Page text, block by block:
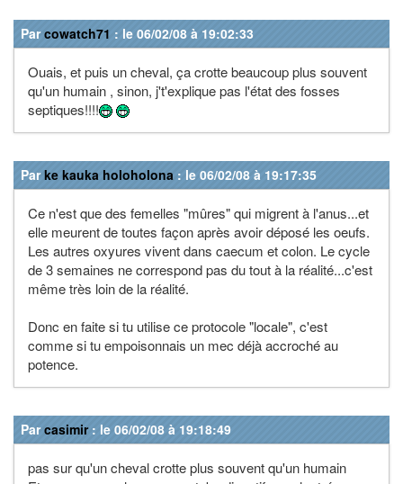
Parcowatch71 : le 06/02/08 à 19:02:33
Ouais, et puis un cheval, ça crotte beaucoup plus souvent
qu'un humain , sinon, j't'explique pas l'état des fosses
septiques!!!!
Parke kauka holoholona : le 06/02/08 à 19:17:35
Ce n'est que des femelles "mûres" qui migrent à l'anus...et
elle meurent de toutes façon après avoir déposé les oeufs.
Les autres oxyures vivent dans caecum et colon. Le cycle
de 3 semaines ne correspond pas du tout à la réalité...c'est
même très loin de la réalité.
Donc en faite si tu utilise ce protocole "locale", c'est
comme si tu empoisonnais un mec déjà accroché au
potence.
Parcasimir: le 06/02/08 à 19:18:49
pas sur qu'un cheval crotte plus souvent qu'un humain